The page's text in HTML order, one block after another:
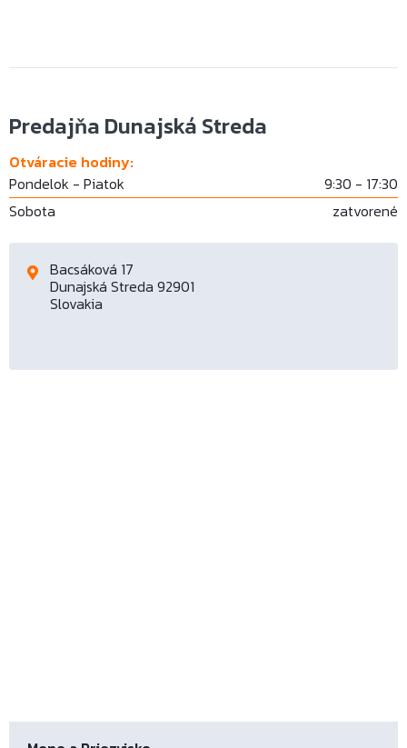
Predajňa Dunajská Streda
Otváracie hodiny:
Pondelok - Piatok
9:30 - 17:30
Sobota
zatvorené
Bacsáková 17
Dunajská Streda 92901
Slovakia